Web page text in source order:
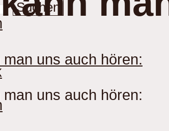
Suchen
uns auch hören:
uns auch hören: